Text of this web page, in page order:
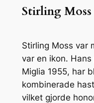
Stirling Moss
Stirling Moss var
var en ikon.
Miglia 1955, har
kombinerade
vilket gjorde